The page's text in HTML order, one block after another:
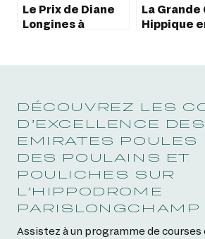
Le Prix de Diane
Longines à
La Grande
Hippique
DÉCOUVREZ LES
D’EXCELLENCE DES
EMIRATES POULES
DES POULAINS ET
POULICHES SUR
L’HIPPODROME
PARISLONGCHAMP
Assistez à un programme de courses